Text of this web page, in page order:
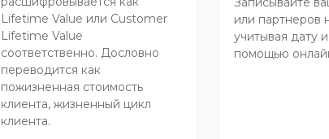
Lifetime Value или Customer
Lifetime Value
соответственно. Дословно
переводится как
пожизненная стоимость
клиента, жизненный цикл
клиента.
или партнеров
учитывая дату
помощью